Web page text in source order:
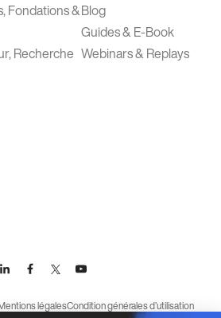
Fondations &
Recherche
Blog
Guides & E-Book
Webinars & Replays
légalesCondition générales d’utilisation